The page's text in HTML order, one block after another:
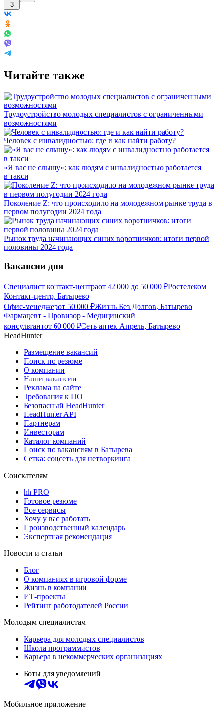
3
Читайте также
Трудоустройство молодых специалистов с ограниченными
возможностями
Человек с инвалидностью: где и как найти работу?
«Я вас не слышу»: как людям с инвалидностью работается
в такси
Поколение Z: что происходило на молодежном рынке труда в
первом полугодии 2024 года
Рынок труда начинающих синих воротничков: итоги первой
половины 2024 года
Вакансии дня
Специалист контакт-центраот 42 000 до 50 000 ₽Ростелеком
Контакт-центр, Батырево
Офис-менеджерот 50 000 ₽Жизнь Без Долгов, Батырево
Фармацевт - Провизор - Медицинский
консультантот 60 000 ₽Сеть аптек Апрель, Батырево
HeadHunter
Размещение вакансий
Поиск по резюме
О компании
Наши вакансии
Реклама на сайте
Требования к ПО
Безопасный HeadHunter
HeadHunter API
Партнерам
Инвесторам
Каталог компаний
Поиск по вакансиям в Батырева
Сетка: соцсеть для нетворкинга
Соискателям
hh PRO
Готовое резюме
Все сервисы
Хочу у вас работать
Производственный календарь
Экспертная рекомендация
Новости и статьи
Блог
О компаниях в игровой форме
Жизнь в компании
ИТ-проекты
Рейтинг работодателей России
Молодым специалистам
Карьера для молодых специалистов
Школа программистов
Карьера в некоммерческих организациях
Боты для уведомлений
Мобильное приложение